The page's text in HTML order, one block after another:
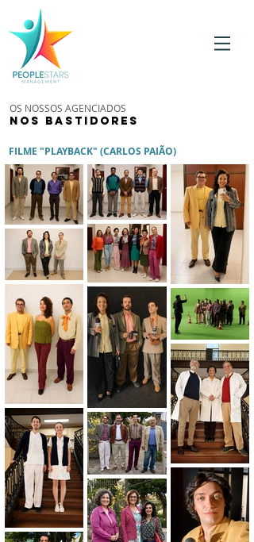
OS NOSSOS AGENCIADOS
NOS BASTIDORES
FILME "PLAYBACK" (CARLOS PAIÃO)